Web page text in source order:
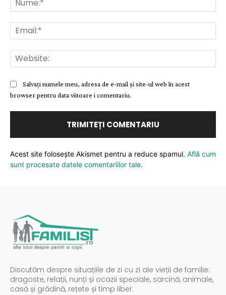
Salvați numele meu, adresa de e-mail și site-ul web în acest
browser pentru data viitoare i comentariu.
Acest site folosește Akismet pentru a reduce spamul. Află cum
sunt procesate datele comentariilor tale.
Discutăm despre situațiile de zi cu zi ale vieții de familie:
dragoste, relații, nunți și ocazii speciale, sarcină, animale,
casă și grădină, rețete și timp liber.